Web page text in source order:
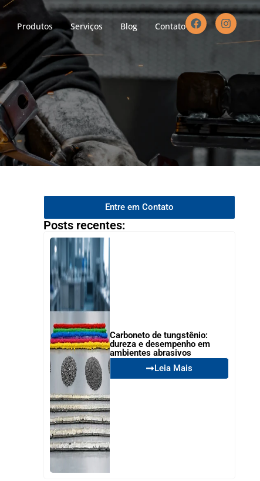
Produtos Serviços Blog Contato
Entre em Contato
Posts recentes:
Carboneto de tungstênio:
dureza e desempenho em
ambientes abrasivos
Leia Mais